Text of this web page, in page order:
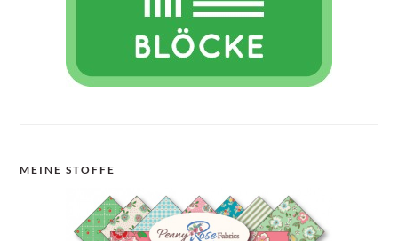
MEINE STOFFE